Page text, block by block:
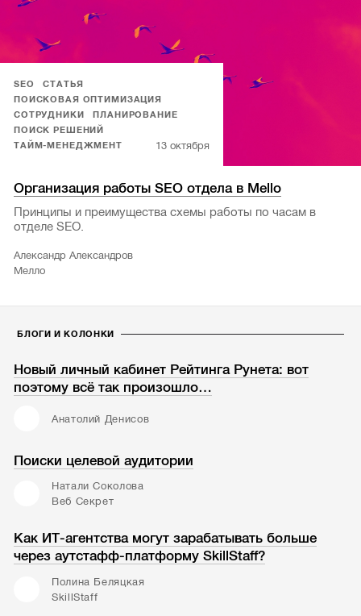
SEO
СТАТЬЯ
ПОИСКОВАЯ ОПТИМИЗАЦИЯ
СОТРУДНИКИ
ПЛАНИРОВАНИЕ
ПОИСК РЕШЕНИЙ
ТАЙМ-МЕНЕДЖМЕНТ
13 октября
Организация работы SEO отдела в Mello
Принципы и преимущества схемы работы по часам в
отделе SEO.
Александр Александров
Мелло
БЛОГИ И КОЛОНКИ
Новый личный кабинет Рейтинга Рунета: вот
поэтому всё так произошло…
Анатолий Денисов
Поиски целевой аудитории
Натали Соколова
Веб Секрет
Как ИТ-агентства могут зарабатывать больше
через аутстафф-платформу SkillStaff?
Полина Беляцкая
SkillStaff